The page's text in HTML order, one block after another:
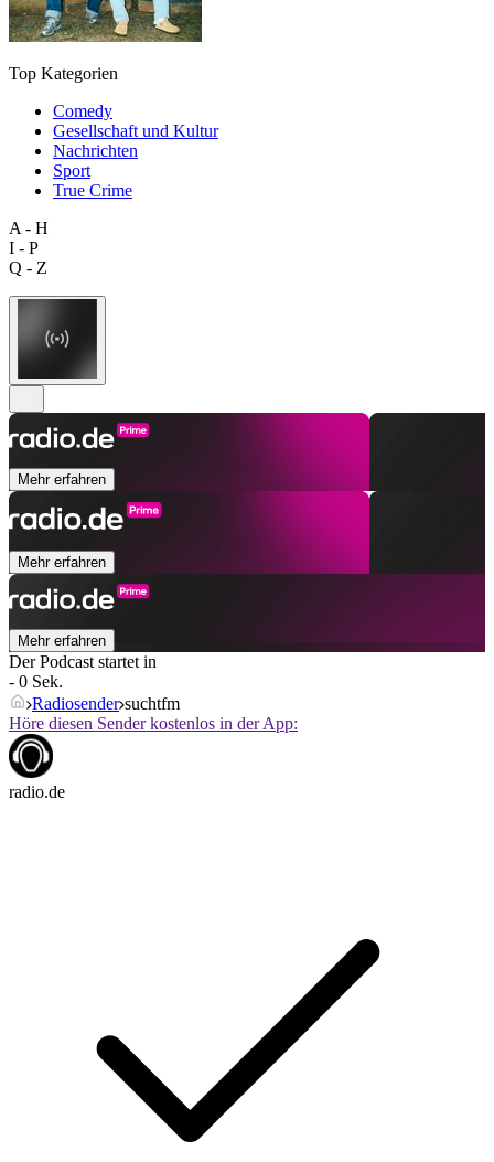
Top Kategorien
Comedy
Gesellschaft und Kultur
Nachrichten
Sport
True Crime
A - H
I - P
Q - Z
Mehr erfahren
Mehr erfahren
Mehr erfahren
Der Podcast startet in
- 0 Sek.
Radiosender suchtfm
Höre diesen Sender kostenlos in der App:
radio.de